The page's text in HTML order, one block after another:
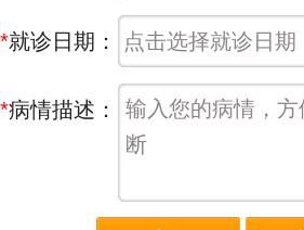
*就诊日期：
*病情描述：